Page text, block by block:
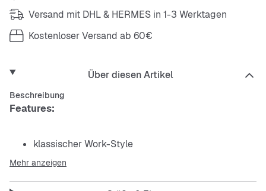
Versand mit DHL & HERMES in 1-3 Werktagen
Kostenloser Versand ab 60€
Über diesen Artikel
Beschreibung
Features:
klassischer Work-Style
unifarbenes Design mit Logo-Detail
Mehr anzeigen